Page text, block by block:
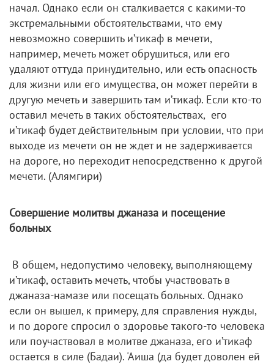
начал. Однако если он сталкивается с какими-то
экстремальными обстоятельствами, что ему
невозможно совершить и’тикаф в мечети,
например, мечеть может обрушиться, или его
удаляют оттуда принудительно, или есть опасность
для жизни или его имущества, он может перейти в
другую мечеть и завершить там и’тикаф. Если кто-то
оставил мечеть в таких обстоятельствах, его
и’тикаф будет действительным при условии, что при
выходе из мечети он не ждет и не задерживается
на дороге, но переходит непосредственно к другой
мечети. (Алямгири)
Совершение молитвы джаназа и посещение
больных
В общем, недопустимо человеку, выполняющему
и’тикаф, оставить мечеть, чтобы участвовать в
джаназа-намазе или посещать больных. Однако
если он вышел, к примеру, для справления нужды,
и по дороге спросил о здоровье такого-то человека
или поучаствовал в молитве джаназа, его и’тикаф
остается в силе (Бадаи). 'Аиша (да будет доволен ей